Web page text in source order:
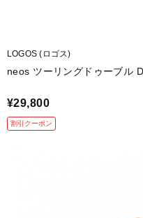
LOGOS (ロゴス)
neos ツーリングドゥーブル
¥29,800
割引クーポン